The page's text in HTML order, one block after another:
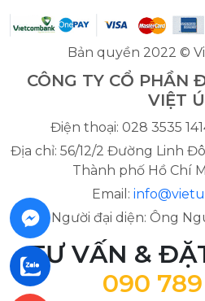
Bản quyền 2022 ©
CÔNG TY CỔ PHẦN
VIỆT
Điện thoại: 028 3535
Địa chỉ: 56/12/2 Đường Linh
Thành phố Hồ Chí
Email:
Người đại diện: Ông
TƯ VẤN &
090 789